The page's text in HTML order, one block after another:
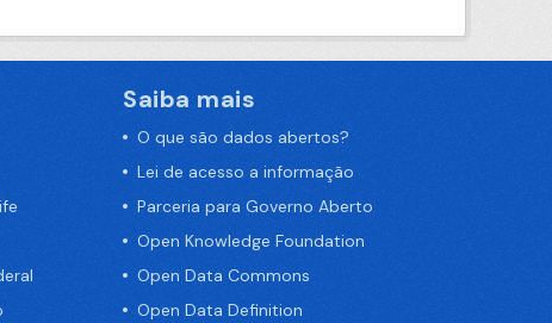
Saiba mais
O que são dados abertos?
Lei de acesso a informação
Parceria para Governo Aberto
Open Knowledge Foundation
Open Data Commons
Open Data Definition